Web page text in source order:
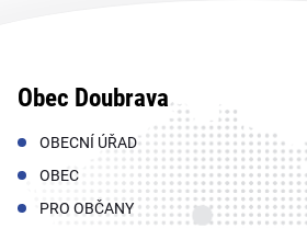
Obec Doubrava
OBECNÍ ÚŘAD
OBEC
PRO OBČANY